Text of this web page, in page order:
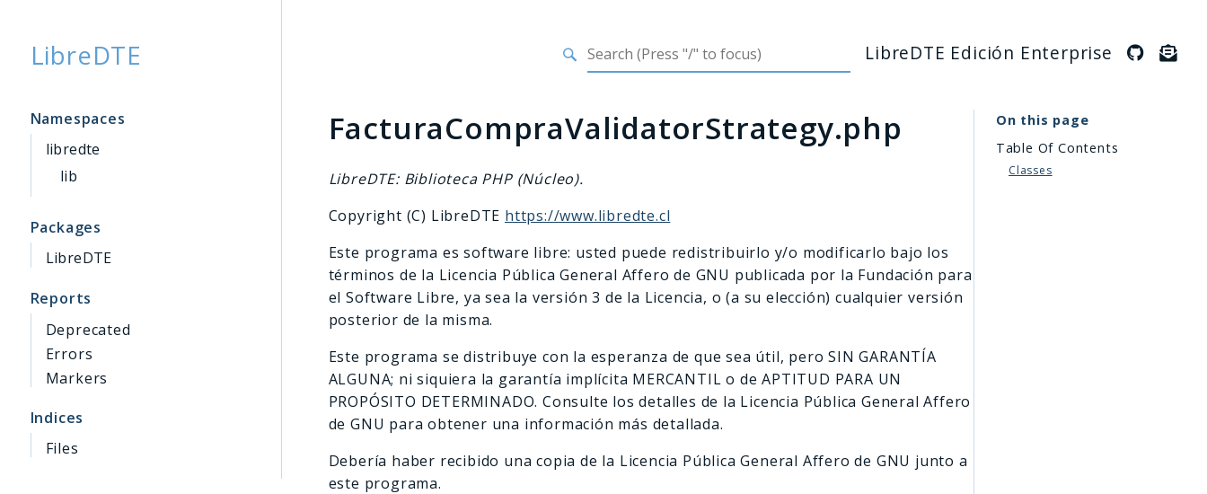
LibreDTE LibreDTE Edición Enterprise
Namespaces
libredte
lib
Packages
LibreDTE
Reports
Deprecated
Errors
Markers
Indices
Files
FacturaCompraValidatorStrategy.php
LibreDTE: Biblioteca PHP (Núcleo).
Copyright (C) LibreDTE https://www.libredte.cl
Este programa es software libre: usted puede redistribuirlo y/o modificarlo bajo los
términos de la Licencia Pública General Affero de GNU publicada por la Fundación para
el Software Libre, ya sea la versión 3 de la Licencia, o (a su elección) cualquier versión
posterior de la misma.
Este programa se distribuye con la esperanza de que sea útil, pero SIN GARANTÍA
ALGUNA; ni siquiera la garantía implícita MERCANTIL o de APTITUD PARA UN
PROPÓSITO DETERMINADO. Consulte los detalles de la Licencia Pública General Affero
de GNU para obtener una información más detallada.
Debería haber recibido una copia de la Licencia Pública General Affero de GNU junto a
este programa.
On this page
Table Of Contents
Classes